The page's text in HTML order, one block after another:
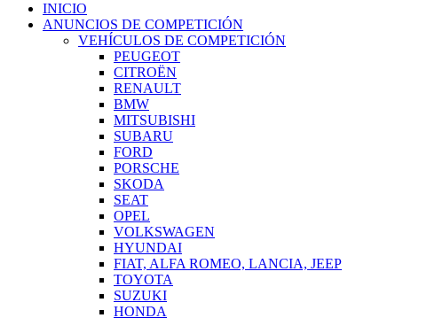
INICIO
ANUNCIOS DE COMPETICIÓN
VEHÍCULOS DE COMPETICIÓN
PEUGEOT
CITROËN
RENAULT
BMW
MITSUBISHI
SUBARU
FORD
PORSCHE
SKODA
SEAT
OPEL
VOLKSWAGEN
HYUNDAI
FIAT, ALFA ROMEO, LANCIA, JEEP
TOYOTA
SUZUKI
HONDA